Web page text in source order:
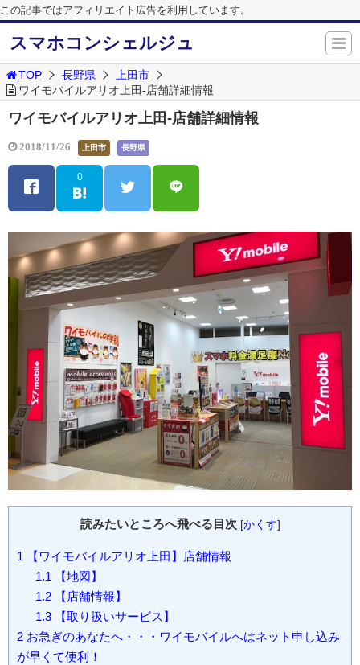
この記事ではアフィリエイト広告を利用しています。
スマホコンシェルジュ
TOP 長野県
上田市
ワイモバイルアリオ上田-店舗詳細情報
ワイモバイルアリオ上田-店舗詳細情報
2018/11/26 上田市 長野県
0
読みたいところへ飛べる目次 [かくす]
1 【ワイモバイルアリオ上田】店舗情報
1.1 【地図】
1.2【店舗情報】
1.3【取り扱いサービス】
2 お急ぎのあなたへ・・・ワイモバイルへはネット申し込み
が早くて便利！